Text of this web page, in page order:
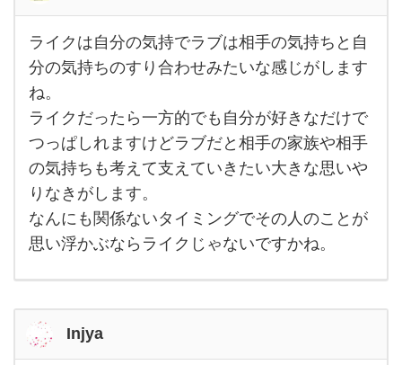
ラ
イ
ク
は
自
分
の
気
持
で
ラ
ブ
は
相
手
気
ち
と
自
分
ライクは自分の気持でラブは相手の気持ちと自
分の気持ちのすり合わせみたいな感じがします
ね。
ライクだったら一方的でも自分が好きなだけで
つっぱしれますけどラブだと相手の家族や相手
の気持ちも考えて支えていきたい大きな思いや
りなきがします。
なんにも関係ないタイミングでその人のことが
思い浮かぶならライクじゃないですかね。
Injya